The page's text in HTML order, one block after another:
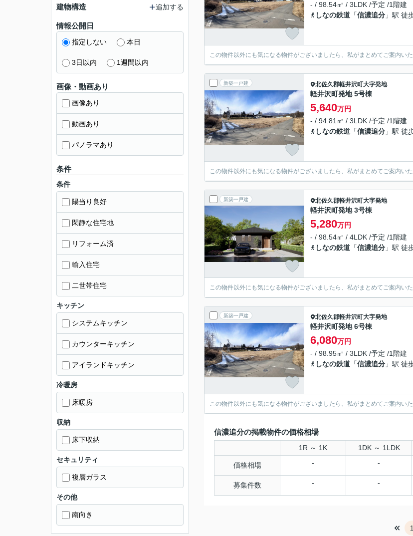
- / 98.54㎡ / 3LDK /予定 /1階建
しなの鉄道 「信濃追分 」駅 徒
この物件以外にも気になる物件がございましたら、私がまとめてご案内い
新築一戸建 北佐久郡軽井沢町大字発地
軽井沢町発地 5号棟
5,640万円
- / 94.81㎡ / 3LDK /予定 /1階建
しなの鉄道 「信濃追分 」駅 徒
この物件以外にも気になる物件がございましたら、私がまとめてご案内い
新築一戸建 北佐久郡軽井沢町大字発地
軽井沢町発地 3号棟
5,280万円
- / 98.54㎡ / 4LDK /予定 /1階建
しなの鉄道 「信濃追分 」駅 徒
この物件以外にも気になる物件がございましたら、私がまとめてご案内い
新築一戸建 北佐久郡軽井沢町大字発地
軽井沢町発地 6号棟
6,080万円
- / 98.95㎡ / 3LDK /予定 /1階建
しなの鉄道 「信濃追分 」駅 徒
この物件以外にも気になる物件がございましたら、私がまとめてご案内い
信濃追分の掲載物件の価格相場
1R ～ 1K 1DK ～ 1LDK
価格相場 - -
募集件数 - -
1
建物構造 追加する
情報公開日
指定しない 本日
3日以内 1週間以内
画像・動画あり
画像あり
動画あり
パノラマあり
条件
条件
陽当り良好
閑静な住宅地
リフォーム済
輸入住宅
二世帯住宅
キッチン
システムキッチン
カウンターキッチン
アイランドキッチン
冷暖房
床暖房
収納
床下収納
セキュリティ
複層ガラス
その他
南向き